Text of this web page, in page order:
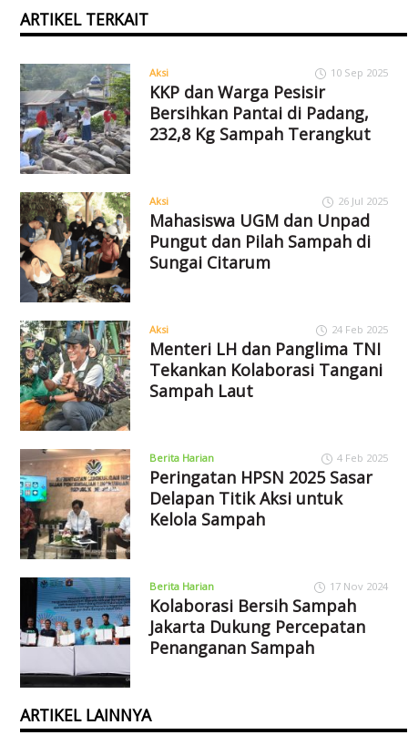
ARTIKEL TERKAIT
Aksi 10 Sep 2025
KKP dan Warga Pesisir
Bersihkan Pantai di Padang,
232,8 Kg Sampah Terangkut
Aksi 26 Jul 2025
Mahasiswa UGM dan Unpad
Pungut dan Pilah Sampah di
Sungai Citarum
Aksi 24 Feb 2025
Menteri LH dan Panglima TNI
Tekankan Kolaborasi Tangani
Sampah Laut
Berita Harian 4 Feb 2025
Peringatan HPSN 2025 Sasar
Delapan Titik Aksi untuk
Kelola Sampah
Berita Harian 17 Nov 2024
Kolaborasi Bersih Sampah
Jakarta Dukung Percepatan
Penanganan Sampah
ARTIKEL LAINNYA